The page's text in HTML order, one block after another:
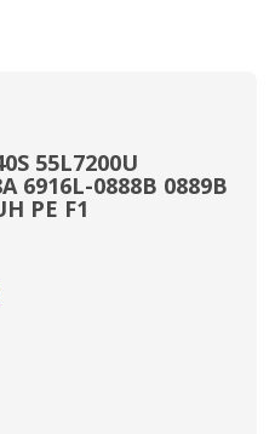
55L7200U
6916L-0888B 0889B
PE F1